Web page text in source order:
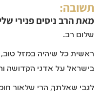
תשובה:
מאתהרב ניסים פנירי
שלום רב.
ראשית כל שיהיה במזל
בישראל על אדני הקדושה
לגבי שאלתך, הרי שלאור